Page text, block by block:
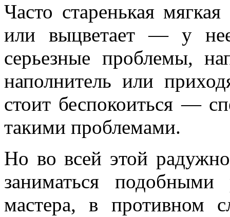
Часто старенькая
или выцветает — у
серьезные проблемы,
наполнитель или
стоит беспокоиться —
такими проблемами.
Но во всей этой
заниматься
мастера, в противном